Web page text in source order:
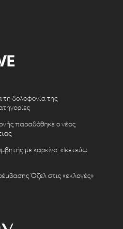
τη δολοφονία της
παραδόθηκε ο νέος
με καρκίνο: «Ικετεύω
Όζελ στις «εκλογές»